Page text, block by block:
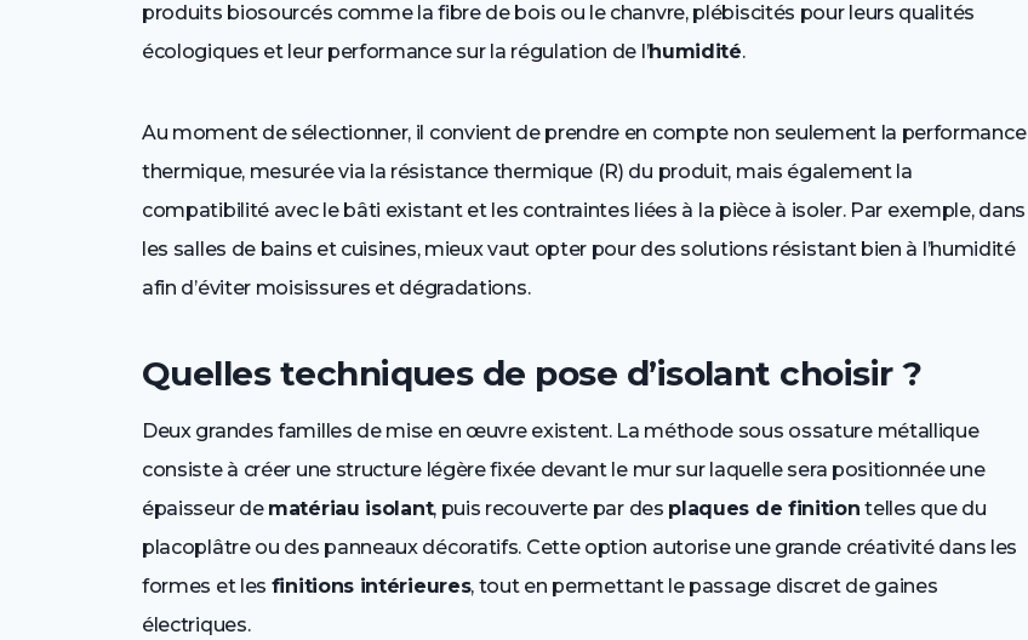
produits biosourcés comme la fibre de bois ou le chanvre, plébiscités pour leurs qualités
écologiques et leur performance sur la régulation de l’humidité.
Au moment de sélectionner, il convient de prendre en compte non seulement la performance
thermique, mesurée via la résistance thermique (R) du produit, mais également la
compatibilité avec le bâti existant et les contraintes liées à la pièce à isoler. Par exemple, dans
les salles de bains et cuisines, mieux vaut opter pour des solutions résistant bien à l’humidité
afin d’éviter moisissures et dégradations.
Quelles techniques de pose d’isolant choisir ?
Deux grandes familles de mise en œuvre existent. La méthode sous ossature métallique
consiste à créer une structure légère fixée devant le mur sur laquelle sera positionnée une
épaisseur de matériau isolant, puis recouverte par des plaques de finition telles que du
placoplâtre ou des panneaux décoratifs. Cette option autorise une grande créativité dans les
formes et les finitions intérieures, tout en permettant le passage discret de gaines
électriques.